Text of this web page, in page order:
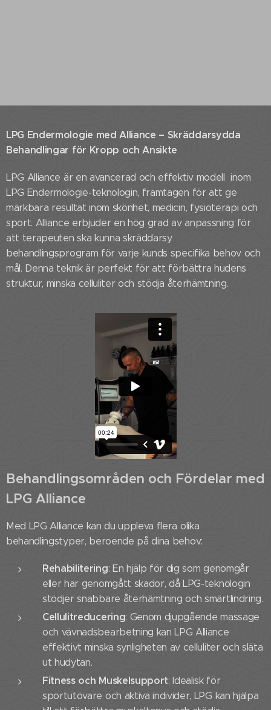
LPG Endermologie med Alliance – Skräddarsydda
Behandlingar för Kropp och Ansikte
LPG Alliance är en avancerad och effektiv modell inom
LPG Endermologie-teknologin, framtagen för att ge
märkbara resultat inom skönhet, medicin, fysioterapi och
sport. Alliance erbjuder en hög grad av anpassning för
att terapeuten ska kunna skräddarsy
behandlingsprogram för varje kunds specifika behov och
mål. Denna teknik är perfekt för att förbättra hudens
struktur, minska celluliter och stödja återhämtning.
Behandlingsområden och Fördelar med
LPG Alliance
Med LPG Alliance kan du uppleva flera olika
behandlingstyper, beroende på dina behov:
Rehabilitering: En hjälp för dig som genomgår
eller har genomgått skador, då LPG-teknologin
stödjer snabbare återhämtning och smärtlindring.
Cellulitreducering: Genom djupgående massage
och vävnadsbearbetning kan LPG Alliance
effektivt minska synligheten av celluliter och släta
ut hudytan.
Fitness och Muskelsupport: Idealisk för
sportutövare och aktiva individer, LPG kan hjälpa